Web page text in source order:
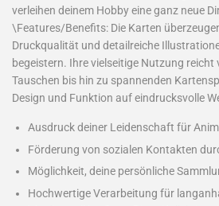
verleihen deinem Hobby eine ganz neue
\Features/Benefits: Die Karten
Druckqualität und detailreiche
begeistern. Ihre vielseitige Nutzung reicht
Tauschen bis hin zu spannenden
Design und Funktion auf eindrucksvolle
Ausdruck deiner Leidenschaft für
Förderung von sozialen Kontakten
Möglichkeit, deine persönliche
Hochwertige Verarbeitung für